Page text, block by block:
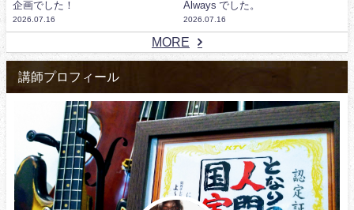
企画でした！
2026.07.16
Always でした。
2026.07.16
MORE
講師プロフィール